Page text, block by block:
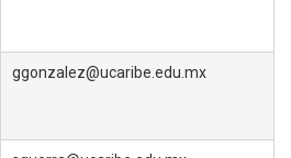
ggonzalez@ucaribe.edu.mx